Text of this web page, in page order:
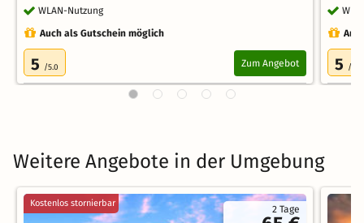
WLAN-Nutzung
Auch als Gutschein möglich
5 /5.0 Zum Angebot 5 /5.0
Weitere Angebote in der Umgebung
2 Tage
Kostenlos stornierbar